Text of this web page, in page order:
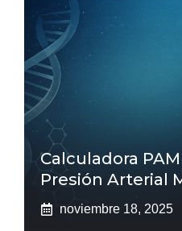
Calculadora
Presión Arterial
noviembre 18, 2025